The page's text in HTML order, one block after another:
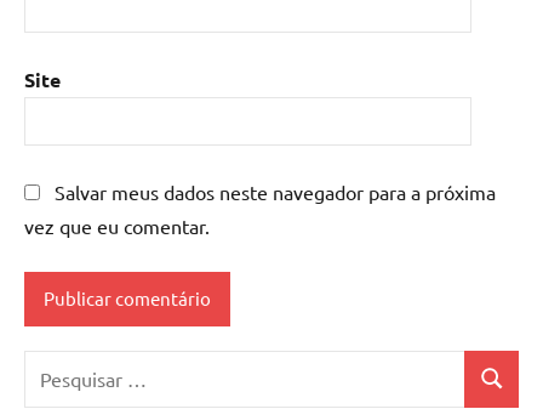
Site
Salvar meus dados neste navegador para a próxima
vez que eu comentar.